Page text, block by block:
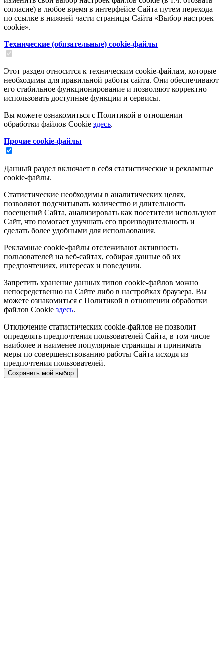
согласие) в любое время в интерфейсе Сайта путем перехода
по ссылке в нижней части страницы Сайта «Выбор настроек
cookie».
Tехнические (обязательные) cookie-файлы
Этот раздел относится к техническим cookie-файлам, которые
необходимы для правильной работы сайта. Они обеспечивают
его стабильное функционирование и позволяют корректно
использовать доступные функции и сервисы.
Вы можете ознакомиться с Политикой в отношении
обработки файлов Cookie здесь.
Прочие cookie-файлы
Данный раздел включает в себя статистические и рекламные
cookie-файлы.
Статистические необходимы в аналитических целях,
позволяют подсчитывать количество и длительность
посещений Сайта, анализировать как посетители используют
Сайт, что помогает улучшать его производительность и
сделать более удобными для использования.
Рекламные cookie-файлы отслеживают активность
пользователей на веб-сайтах, собирая данные об их
предпочтениях, интересах и поведении.
Запретить хранение данных типов cookie-файлов можно
непосредственно на Сайте либо в настройках браузера. Вы
можете ознакомиться с Политикой в отношении обработки
файлов Cookie здесь.
Отключение статистических cookie-файлов не позволит
определять предпочтения пользователей Сайта, в том числе
наиболее и наименее популярные страницы и принимать
меры по совершенствованию работы Сайта исходя из
предпочтения пользователей.
Сохранить мой выбор